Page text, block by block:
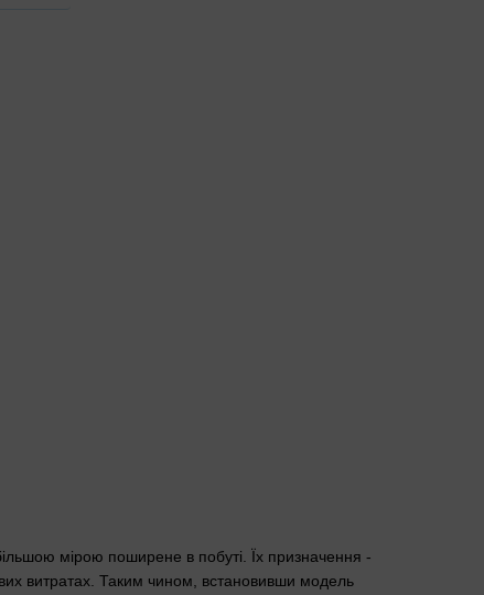
мірою поширене в побуті. Їх призначення -
витратах. Таким чином, встановивши модель